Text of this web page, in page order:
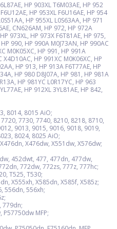
HP 903XL T6M03AE, HP 952
HP 953XL F6U16AE, HP 954
HP 955XL L0S63AA, HP 971
CN626AM, HP 972, HP 972A
973XL, HP 973X F6T81AE, HP 975,
990, HP 990A M0J73AN, HP 990AC
M0K05XC, HP 991, HP 991A
X4D10AC, HP 991XC M0K06XC, HP
HP 913, HP 913A F6T77AE, HP
HP 980 D8J07A, HP 981, HP 981A
HP 981YC L0R17YC, HP 963
HP 912XL 3YL81AE, HP 842,
8014, 8015 AiO;
7730, 7740, 8210, 8218, 8710,
9013, 9015, 9016, 9018, 9019,
8024, 8025 AiO;
X476dw, X551dw, X576dw;
452dwt, 477, 477dn, 477dw,
772dw, 772zs, 777z, 777hc;
T525, T530;
X555xh, X585dn, X585f, X585z;
556dn, 556xh;
779dn;
MFP;